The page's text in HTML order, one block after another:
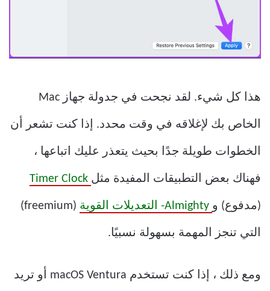
هذا كل شيء. لقد نجحت في جدولة جهاز Mac
الخاص بك لإغلاقه في وقت محدد. إذا كنت تشعر أن
الخطوات طويلة جدًا بحيث يتعذر عليك اتباعها ،
فهناك بعض التطبيقات المفيدة مثل
(مدفوع) و (freemium)
التي تنجز المهمة بسهولة نسبيًا.
ومع ذلك ، إذا كنت تستخدم macOS Ventura أو تريد